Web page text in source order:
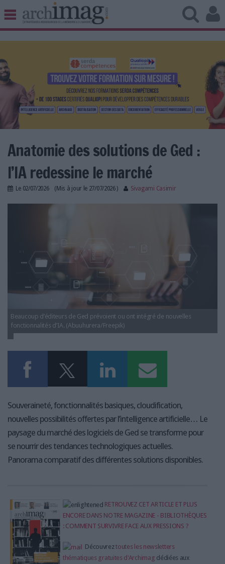
BIBLIOTHÈQUE ÉDITION
UNIVERS DATA
TRAVAIL COLLABORATIF
VIE NUMÉRIQUE
NUMÉRIQUE RESPONSABLE
LES DOSSIERS
L'ESPACE EMPLOI
L'AGENDA
L'ANNUAIRE DES ACTEURS
LES SUPPLÉMENTS
Anatomie des solutions de Ged :
l’IA redessine le marché
Le 02/07/2026 (Mis à jour le 27/07/2026) Sivagami Casimir
comparatif_ged_2026.jpg
Beaucoup d’éditeurs de Ged prévoient ou ont intégré de nouvelles
fonctionnalités d’IA. (Abuuhurera/Freepik)
Souveraineté, fonctionnalités basiques, cloudification,
nouvelles possibilités offertes par l’intelligence artificielle… Le
paysage du marché des logiciels de Ged se transforme pour
se nourrir des tendances technologiques actuelles.
Panorama comparatif des différentes solutions disponibles.
RETROUVEZ CET ARTICLE ET PLUS
ENCORE DANS NOTRE MAGAZINE - BIBLIOTHÈQUES
: COMMENT SURVIVRE FACE AUX PRESSIONS ?
Découvreztoutes les newsletters
thématiques gratuites d'Archimag dédiées aux